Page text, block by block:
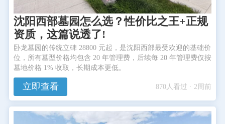
沈阳西部墓园怎么选？性价比之王+正规
资质，这篇说透了!
卧龙墓园的传统立碑 28800 元起，是沈阳西部最受欢迎的基础价
位，所有墓型价格均包含 20 年管理费，后续每 20 年管理费仅按
墓地价格 1% 收取，长期成本更低。
立即查看 870人看过 · 2周前